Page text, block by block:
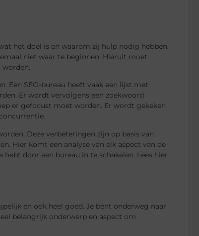
het doel is en waarom zij hulp nodig hebben.
niet waar te beginnen. Hieruit moet
worden.
Een SEO-bureau heeft vaak een lijst met
Er wordt vervolgens een zoekwoord
er gefocust moet worden. Er wordt gekeken
Deze verbeteringen zijn op basis van
Hier komt een analyse van elk aspect van de
door een bureau in te schakelen. Lees hier
en ook heel goed. Je bent onderweg naar
belangrijk onderwerp en aspect om